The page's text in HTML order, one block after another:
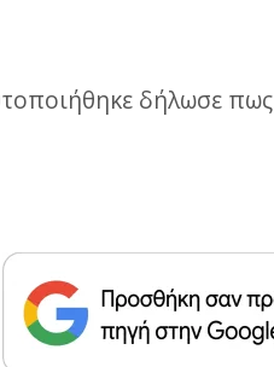
δήλωσε πως